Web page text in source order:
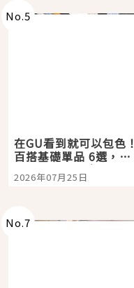
No.5
在GU看到就可以包色！
百搭基礎單品 6選，閉
眼全收也不心疼
2026年07月25日
No.7